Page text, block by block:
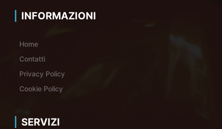
INFORMAZIONI
Home
Contatti
Privacy Policy
Cookie Policy
SERVIZI